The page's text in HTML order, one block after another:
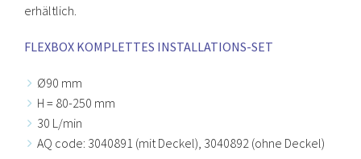
erhältlich.
FLEXBOX KOMPLETTES INSTALLATIONS-SET
Ø90 mm
H = 80-250 mm
30 L/min
AQ code: 3040891 (mit Deckel), 3040892 (ohne Deckel)